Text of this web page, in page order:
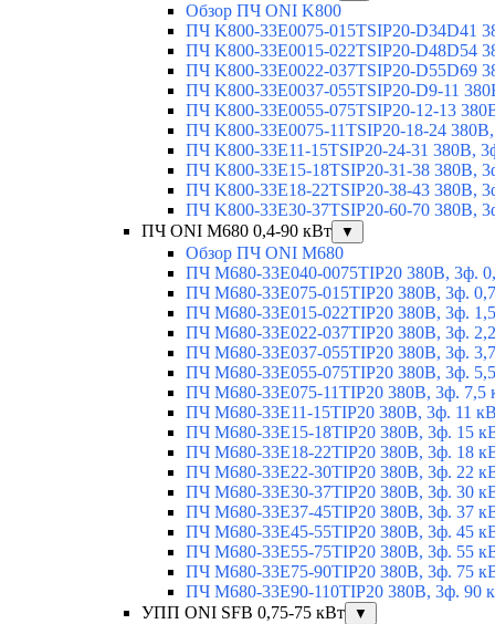
Обзор ПЧ ONI K800
ПЧ K800-33E0075-015TSIP20-D34D41
ПЧ K800-33E0015-022TSIP20-D48D54
ПЧ K800-33E0022-037TSIP20-D55D69
ПЧ K800-33E0037-055TSIP20-D9-11
ПЧ K800-33E0055-075TSIP20-12-13
ПЧ K800-33E0075-11TSIP20-18-24
ПЧ K800-33E11-15TSIP20-24-31 380В,
ПЧ K800-33E15-18TSIP20-31-38 380В,
ПЧ K800-33E18-22TSIP20-38-43 380В,
ПЧ K800-33E30-37TSIP20-60-70 380В,
ПЧ ONI M680 0,4-90 кВт
▼
Обзор ПЧ ONI M680
ПЧ M680-33E040-0075TIP20 380В, 3ф.
ПЧ M680-33E075-015TIP20 380В, 3ф.
ПЧ M680-33E015-022TIP20 380В, 3ф.
ПЧ M680-33E022-037TIP20 380В, 3ф.
ПЧ M680-33E037-055TIP20 380В, 3ф.
ПЧ M680-33E055-075TIP20 380В, 3ф.
ПЧ M680-33E075-11TIP20 380В, 3ф. 7,5
ПЧ M680-33E11-15TIP20 380В, 3ф. 11
ПЧ M680-33E15-18TIP20 380В, 3ф. 15
ПЧ M680-33E18-22TIP20 380В, 3ф. 18
ПЧ M680-33E22-30TIP20 380В, 3ф. 22
ПЧ M680-33E30-37TIP20 380В, 3ф. 30
ПЧ M680-33E37-45TIP20 380В, 3ф. 37
ПЧ M680-33E45-55TIP20 380В, 3ф. 45
ПЧ M680-33E55-75TIP20 380В, 3ф. 55
ПЧ M680-33E75-90TIP20 380В, 3ф. 75
ПЧ M680-33E90-110TIP20 380В, 3ф. 90
УПП ONI SFB 0,75-75 кВт
▼